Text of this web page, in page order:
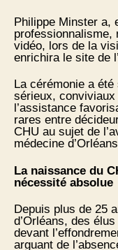
Philippe Minster a,
professionnalisme,
vidéo, lors de la
enrichira le site de
La cérémonie a
sérieux,
l’assistance
rares entre
CHU au sujet de
médecine
La naissance du
nécessité absolue
Depuis plus de 25
d’Orléans, des
devant
arguant de